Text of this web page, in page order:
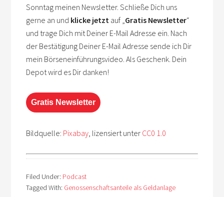
Sonntag meinen Newsletter. Schließe Dich uns
gerne an und klicke jetzt auf „Gratis Newsletter“
und trage Dich mit Deiner E-Mail Adresse ein. Nach
der Bestätigung Deiner E-Mail Adresse sende ich Dir
mein Börseneinführungsvideo. Als Geschenk. Dein
Depot wird es Dir danken!
Gratis Newsletter
Bildquelle: Pixabay, lizensiert unter CC0 1.0
Filed Under: Podcast
Tagged With: Genossenschaftsanteile als Geldanlage